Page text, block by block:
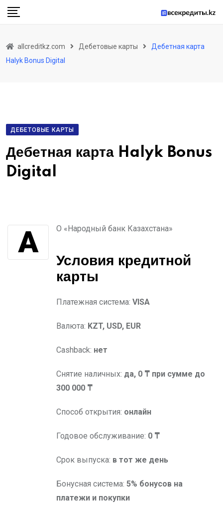
allcreditkz.com Дебетовые карты
Дебетная карта
Halyk Bonus Digital
ДЕБЕТОВЫЕ КАРТЫ
Дебетная карта Halyk Bonus
Digital
АО «Народный банк Казахстана»
Условия кредитной
карты
Платежная система: VISA
Валюта: KZT, USD, EUR
Cashback: нет
Снятие наличных: да, 0 ₸ при сумме до
300 000 ₸
Способ открытия: онлайн
Годовое обслуживание: 0 ₸
Срок выпуска: в тот же день
Бонусная система: 5% бонусов на
платежи и покупки